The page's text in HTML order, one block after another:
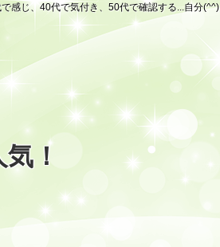
感じ、40代で気付き、50代で確認する...自分(^^)
！